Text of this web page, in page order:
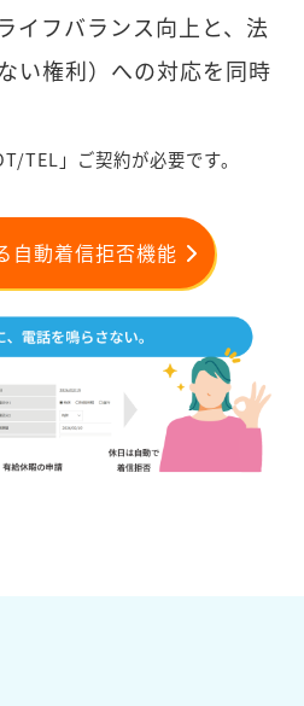
イフバランス向上と、法
い権利）への対応を同時
TEL」ご契約が必要です。
自動着信拒否機能